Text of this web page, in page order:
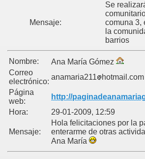
Mensaje:
Se
comuna 3,
la
barrios
Nombre:
Ana María Gómez
Correo
electrónico:
anamaria211
hotmail.com
Página
web:
http://
Hora:
29-01-2009, 12:59
Mensaje:
Hola felicitaciones por la
enterarme de otras
Ana María